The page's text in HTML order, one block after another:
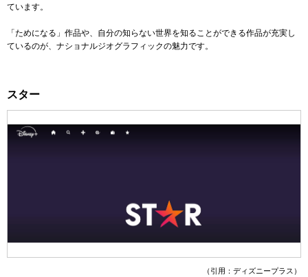
ています。
「ためになる」作品や、自分の知らない世界を知ることができる作品が充実し
ているのが、ナショナルジオグラフィックの魅力です。
スター
（引用：ディズニープラス）